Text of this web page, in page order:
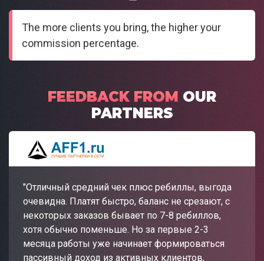
The more clients you bring, the higher your
commission percentage.
FEEDBACK FROM OUR
PARTNERS
"Отличный средний чек плюс ребиллы, выгода
очевидна. Платят быстро, баланс не срезают, с
некоторых заказов бывает по 7-8 ребиллов,
хотя обычно поменьше. Но за первые 2-3
месяца работы уже начинает формироваться
пассивный доход из активных клиентов,